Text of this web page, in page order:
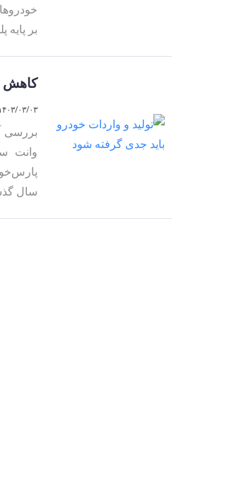
بر
کاهش ۲۱ درصدی تولید سواری در فروردین ماه
۱۴۰۳/۰۳/
بررسی
وانت
سال گذشته ۲۱ درصد